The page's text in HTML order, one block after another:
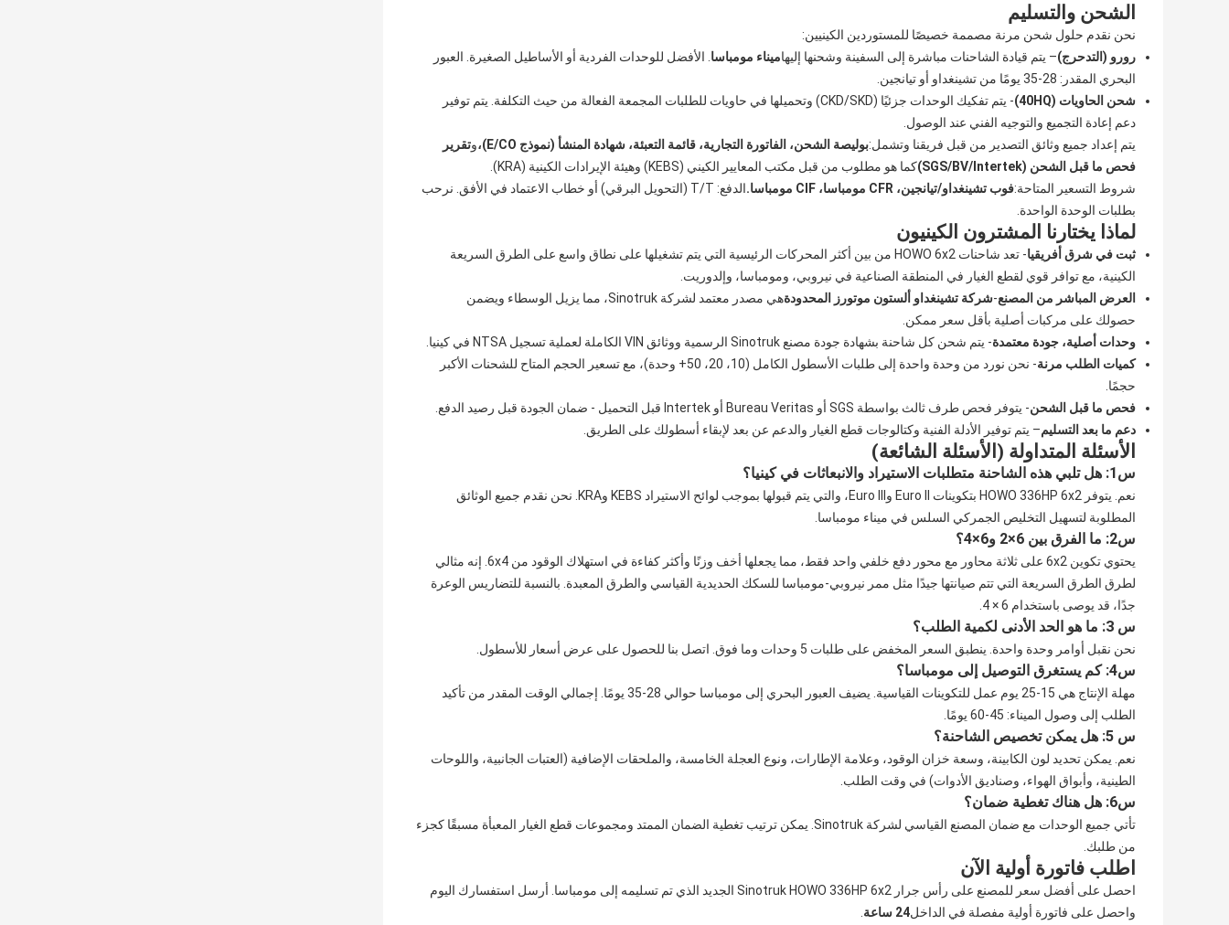
الشحن والتسليم
نحن نقدم حلول شحن مرنة مصممة خصيصًا للمستوردين الكينيين:
رورو (التدحرج)– يتم قيادة الشاحنات مباشرة إلى السفينة وشحنها إليهاميناء مومباسا. الأفضل للوحدات الفردية أو الأساطيل الصغيرة. العبور
البحري المقدر: 28-35 يومًا من تشينغداو أو تيانجين.
شحن الحاويات (40HQ)
- يتم تفكيك الوحدات جزئيًا (CKD/SKD) وتحميلها في حاويات للطلبات المجمعة الفعالة من حيث التكلفة. يتم توفير
دعم إعادة التجميع والتوجيه الفني عند الوصول.
يتم إعداد جميع وثائق التصدير من قبل فريقنا وتشمل:بوليصة الشحن، الفاتورة التجارية، قائمة التعبئة، شهادة المنشأ (نموذج E/CO)، وتقرير
فحص ما قبل الشحن (SGS/BV/Intertek)
كما هو مطلوب من قبل مكتب المعايير الكيني (KEBS) وهيئة الإيرادات الكينية (KRA).
شروط التسعير المتاحة:فوب تشينغداو/تيانجين، CFR مومباسا، CIF مومباسا.
الدفع: T/T (التحويل البرقي) أو خطاب الاعتماد في الأفق. نرحب
بطلبات الوحدة الواحدة.
لماذا يختارنا المشترون الكينيون
ثبت في شرق أفريقيا
- تعد شاحنات HOWO 6x2 من بين أكثر المحركات الرئيسية التي يتم تشغيلها على نطاق واسع على الطرق السريعة
الكينية، مع توافر قوي لقطع الغيار في المنطقة الصناعية في نيروبي، ومومباسا، وإلدوريت.
العرض المباشر من المصنع-شركة تشينغداو ألستون موتورز المحدودة
هي مصدر معتمد لشركة Sinotruk، مما يزيل الوسطاء ويضمن
حصولك على مركبات أصلية بأقل سعر ممكن.
وحدات أصلية، جودة معتمدة- يتم شحن كل شاحنة بشهادة جودة مصنع Sinotruk الرسمية ووثائق VIN الكاملة لعملية تسجيل NTSA في كينيا.
كميات الطلب مرنة
- نحن نورد من وحدة واحدة إلى طلبات الأسطول الكامل (10، 20، 50+ وحدة)، مع تسعير الحجم المتاح للشحنات الأكبر
حجمًا.
فحص ما قبل الشحن- يتوفر فحص طرف ثالث بواسطة SGS أو Bureau Veritas أو Intertek قبل التحميل - ضمان الجودة قبل رصيد الدفع.
دعم ما بعد التسليم– يتم توفير الأدلة الفنية وكتالوجات قطع الغيار والدعم عن بعد لإبقاء أسطولك على الطريق.
الأسئلة المتداولة (الأسئلة الشائعة)
س1: هل تلبي هذه الشاحنة متطلبات الاستيراد والانبعاثات في كينيا؟
نعم. يتوفر HOWO 336HP 6x2 بتكوينات Euro II وEuro III، والتي يتم قبولها بموجب لوائح الاستيراد KEBS وKRA. نحن نقدم جميع الوثائق
المطلوبة لتسهيل التخليص الجمركي السلس في ميناء مومباسا.
س2: ما الفرق بين 6×2 و6×4؟
يحتوي تكوين 6x2 على ثلاثة محاور مع محور دفع خلفي واحد فقط، مما يجعلها أخف وزنًا وأكثر كفاءة في استهلاك الوقود من 6x4. إنه مثالي
لطرق الطرق السريعة التي تتم صيانتها جيدًا مثل ممر نيروبي-مومباسا للسكك الحديدية القياسي والطرق المعبدة. بالنسبة للتضاريس الوعرة
جدًا، قد يوصى باستخدام 6 × 4.
س 3: ما هو الحد الأدنى لكمية الطلب؟
نحن نقبل أوامر وحدة واحدة. ينطبق السعر المخفض على طلبات 5 وحدات وما فوق. اتصل بنا للحصول على عرض أسعار للأسطول.
س4: كم يستغرق التوصيل إلى مومباسا؟
مهلة الإنتاج هي 15-25 يوم عمل للتكوينات القياسية. يضيف العبور البحري إلى مومباسا حوالي 28-35 يومًا. إجمالي الوقت المقدر من تأكيد
الطلب إلى وصول الميناء: 45-60 يومًا.
س 5: هل يمكن تخصيص الشاحنة؟
نعم. يمكن تحديد لون الكابينة، وسعة خزان الوقود، وعلامة الإطارات، ونوع العجلة الخامسة، والملحقات الإضافية (العتبات الجانبية، واللوحات
الطينية، وأبواق الهواء، وصناديق الأدوات) في وقت الطلب.
س6: هل هناك تغطية ضمان؟
تأتي جميع الوحدات مع ضمان المصنع القياسي لشركة Sinotruk. يمكن ترتيب تغطية الضمان الممتد ومجموعات قطع الغيار المعبأة مسبقًا كجزء
من طلبك.
اطلب فاتورة أولية الآن
احصل على أفضل سعر للمصنع على رأس جرار Sinotruk HOWO 336HP 6x2 الجديد الذي تم تسليمه إلى مومباسا. أرسل استفسارك اليوم
واحصل على فاتورة أولية مفصلة في الداخل24 ساعة
.